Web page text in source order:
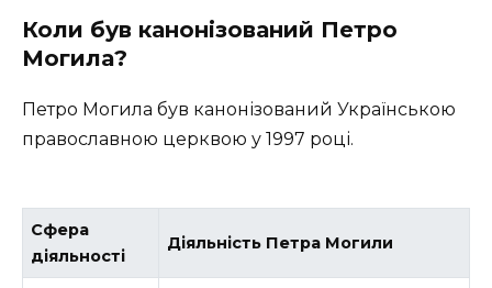
Коли був канонізований Петро
Могила?
Петро Могила був канонізований Українською
православною церквою у 1997 році.
Сфера
діяльності
Діяльність Петра Могили